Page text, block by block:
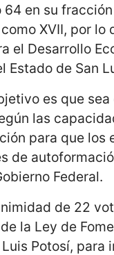
en su
XVII, por
el Desarrollo
Estado de San
es que
las
para que los
de
Federal.
de 22
la Ley de
Potosí,